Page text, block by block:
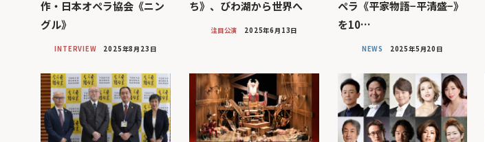
作・日本オペラ協会《ニン
グル》
INTERVIEW 2025年8月23日
ち》、びわ湖から世界へ
注目公演 2025年6月13日
ペラ《平家物語−平清盛−》
を10…
NEWS 2025年5月20日